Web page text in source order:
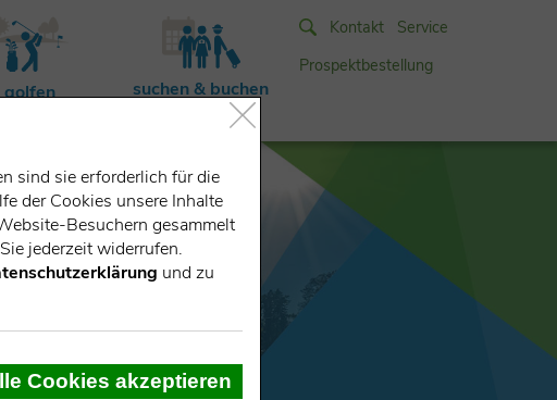
golfen suchen & buchen
Kontakt
Service
Prospektbestellung
sind sie erforderlich für die
der Cookies unsere Inhalte
Besuchern gesammelt
jederzeit widerrufen.
und zu
Cookies akzeptieren